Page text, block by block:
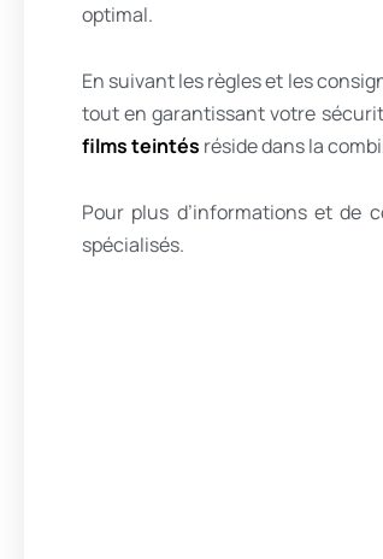
optimal.
En suivant les règles et les
tout en garantissant votre
films teintés réside dans la
Pour plus d’informations et de
spécialisés.